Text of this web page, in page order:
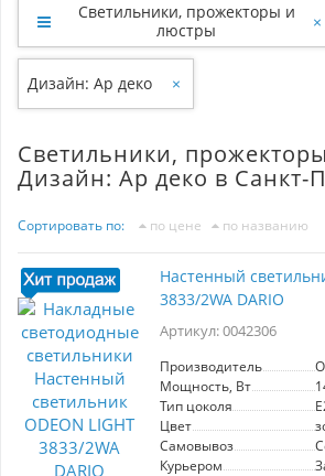
Светильники, прожекторы и
люстры
×
Дизайн: Ар деко ×
Светильники,
Дизайн: Ар деко в Санкт-
Сортировать по: по цене по названию
Настенный
3833/2WA DARIO
Артикул: 0042306
Производитель
Мощность, Вт
Тип цоколя
Цвет
Самовывоз
Курьером